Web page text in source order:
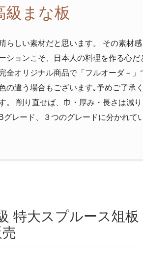
級まな板
らしい素材だと思います。 その素材
ションこそ、日本人の料理を作る心
全オリジナル商品で「フルオーダ－
の違う場合もございます｡予めご了承
。 削り直せば、巾・厚み・長さは減
グレード、３つのグレードに分かれて
特大スプルース俎